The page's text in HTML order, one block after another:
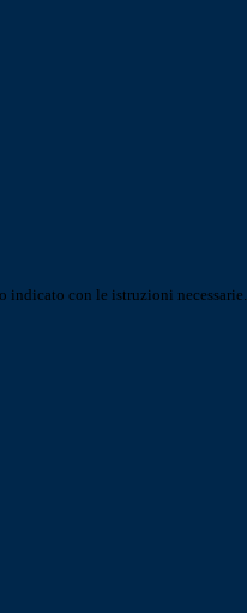
indicato con le istruzioni necessarie.